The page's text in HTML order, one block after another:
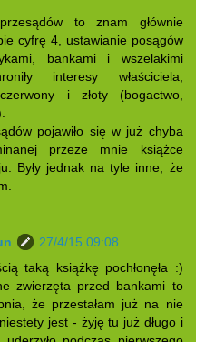
to znam głównie
cyfrę 4, ustawianie posągów
bankami i wszelakimi
interesy właściciela,
i złoty (bogactwo,
pojawiło się w już chyba
przeze mnie książce
Były jednak na tyle inne, że
27/4/15 09:08
taką książkę pochłonęła :)
zwierzęta przed bankami to
że przestałam już na nie
jest - żyję tu już długo i